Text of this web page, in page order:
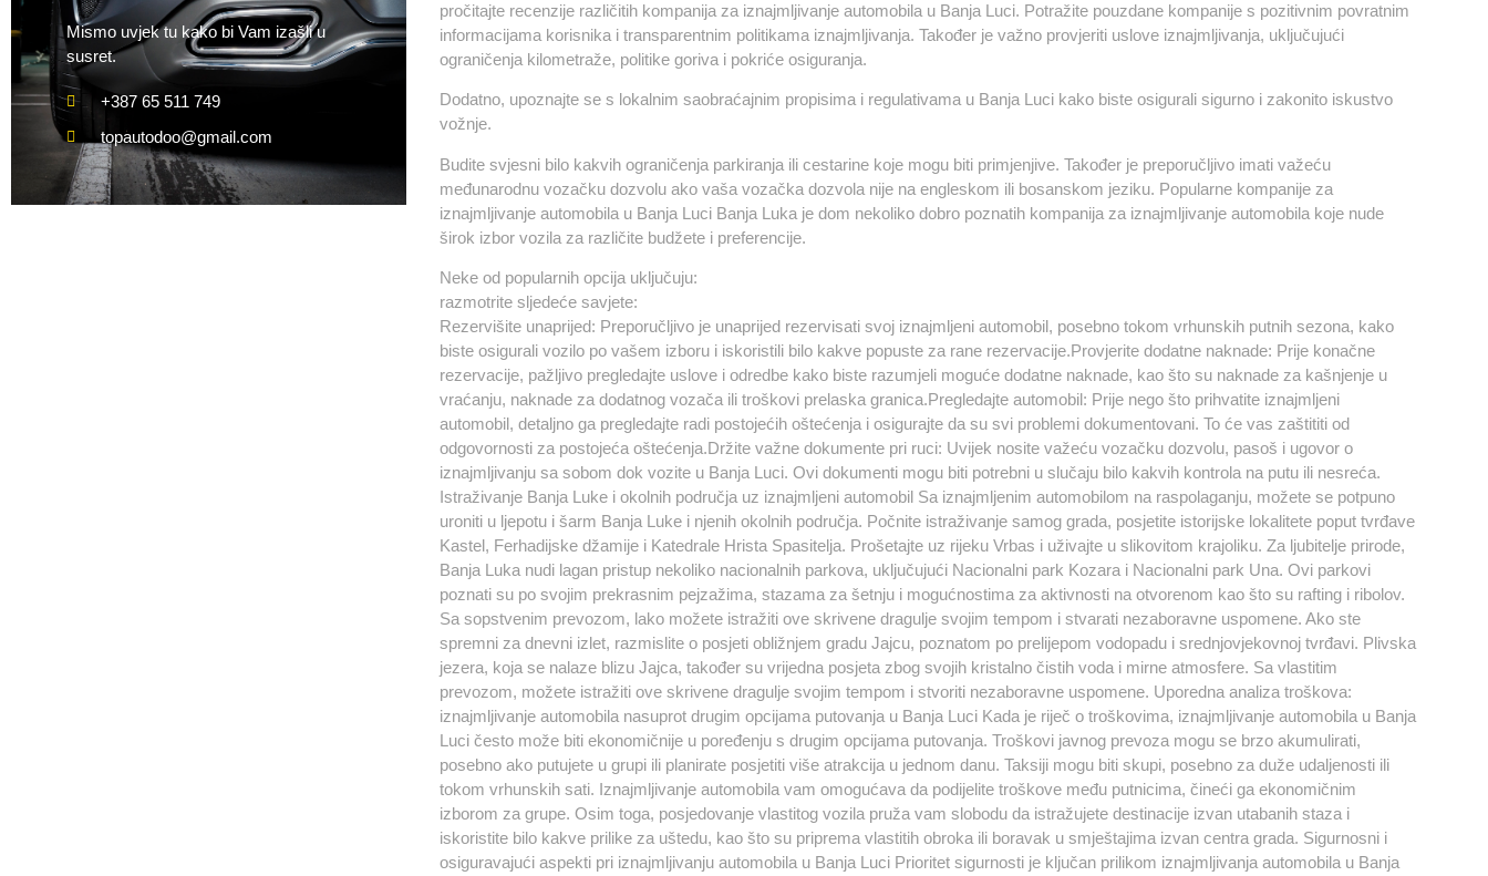
Mismo uvjek tu kako bi Vam izašli u
susret.
+387 65 511 749
topautodoo@gmail.com
pročitajte recenzije različitih kompanija za iznajmljivanje automobila u Banja Luci. Potražite pouzdane kompanije s pozitivnim povratnim
informacijama korisnika i transparentnim politikama iznajmljivanja. Također je važno provjeriti uslove iznajmljivanja, uključujući
ograničenja kilometraže, politike goriva i pokriće osiguranja.
Dodatno, upoznajte se s lokalnim saobraćajnim propisima i regulativama u Banja Luci kako biste osigurali sigurno i zakonito iskustvo
vožnje.
Budite svjesni bilo kakvih ograničenja parkiranja ili cestarine koje mogu biti primjenjive. Također je preporučljivo imati važeću
međunarodnu vozačku dozvolu ako vaša vozačka dozvola nije na engleskom ili bosanskom jeziku. Popularne kompanije za
iznajmljivanje automobila u Banja Luci Banja Luka je dom nekoliko dobro poznatih kompanija za iznajmljivanje automobila koje nude
širok izbor vozila za različite budžete i preferencije.
Neke od popularnih opcija uključuju:
razmotrite sljedeće savjete:
Rezervišite unaprijed: Preporučljivo je unaprijed rezervisati svoj iznajmljeni automobil, posebno tokom vrhunskih putnih sezona, kako
biste osigurali vozilo po vašem izboru i iskoristili bilo kakve popuste za rane rezervacije.Provjerite dodatne naknade: Prije konačne
rezervacije, pažljivo pregledajte uslove i odredbe kako biste razumjeli moguće dodatne naknade, kao što su naknade za kašnjenje u
vraćanju, naknade za dodatnog vozača ili troškovi prelaska granica.Pregledajte automobil: Prije nego što prihvatite iznajmljeni
automobil, detaljno ga pregledajte radi postojećih oštećenja i osigurajte da su svi problemi dokumentovani. To će vas zaštititi od
odgovornosti za postojeća oštećenja.Držite važne dokumente pri ruci: Uvijek nosite važeću vozačku dozvolu, pasoš i ugovor o
iznajmljivanju sa sobom dok vozite u Banja Luci. Ovi dokumenti mogu biti potrebni u slučaju bilo kakvih kontrola na putu ili nesreća.
Istraživanje Banja Luke i okolnih područja uz iznajmljeni automobil Sa iznajmljenim automobilom na raspolaganju, možete se potpuno
uroniti u ljepotu i šarm Banja Luke i njenih okolnih područja. Počnite istraživanje samog grada, posjetite istorijske lokalitete poput tvrđave
Kastel, Ferhadijske džamije i Katedrale Hrista Spasitelja. Prošetajte uz rijeku Vrbas i uživajte u slikovitom krajoliku. Za ljubitelje prirode,
Banja Luka nudi lagan pristup nekoliko nacionalnih parkova, uključujući Nacionalni park Kozara i Nacionalni park Una. Ovi parkovi
poznati su po svojim prekrasnim pejzažima, stazama za šetnju i mogućnostima za aktivnosti na otvorenom kao što su rafting i ribolov.
Sa sopstvenim prevozom, lako možete istražiti ove skrivene dragulje svojim tempom i stvarati nezaboravne uspomene. Ako ste
spremni za dnevni izlet, razmislite o posjeti obližnjem gradu Jajcu, poznatom po prelijepom vodopadu i srednjovjekovnoj tvrđavi. Plivska
jezera, koja se nalaze blizu Jajca, također su vrijedna posjeta zbog svojih kristalno čistih voda i mirne atmosfere. Sa vlastitim
prevozom, možete istražiti ove skrivene dragulje svojim tempom i stvoriti nezaboravne uspomene. Uporedna analiza troškova:
iznajmljivanje automobila nasuprot drugim opcijama putovanja u Banja Luci Kada je riječ o troškovima, iznajmljivanje automobila u Banja
Luci često može biti ekonomičnije u poređenju s drugim opcijama putovanja. Troškovi javnog prevoza mogu se brzo akumulirati,
posebno ako putujete u grupi ili planirate posjetiti više atrakcija u jednom danu. Taksiji mogu biti skupi, posebno za duže udaljenosti ili
tokom vrhunskih sati. Iznajmljivanje automobila vam omogućava da podijelite troškove među putnicima, čineći ga ekonomičnim
izborom za grupe. Osim toga, posjedovanje vlastitog vozila pruža vam slobodu da istražujete destinacije izvan utabanih staza i
iskoristite bilo kakve prilike za uštedu, kao što su priprema vlastitih obroka ili boravak u smještajima izvan centra grada. Sigurnosni i
osiguravajući aspekti pri iznajmljivanju automobila u Banja Luci Prioritet sigurnosti je ključan prilikom iznajmljivanja automobila u Banja